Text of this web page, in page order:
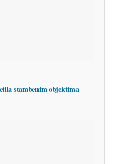
stambenim objektima